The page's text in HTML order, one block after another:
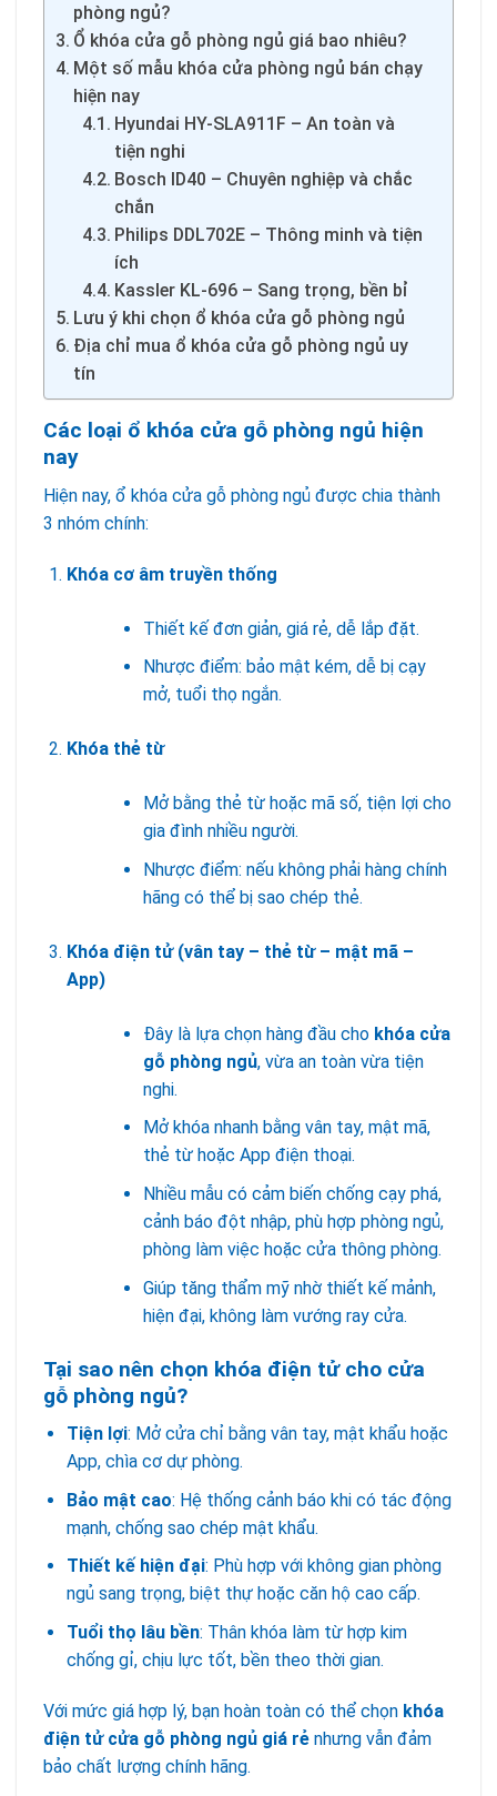
phòng ngủ?
Ổ khóa cửa gỗ phòng ngủ giá bao nhiêu?
Một số mẫu khóa cửa phòng ngủ bán chạy
hiện nay
Hyundai HY-SLA911F – An toàn và
tiện nghi
Bosch ID40 – Chuyên nghiệp và chắc
chắn
Philips DDL702E – Thông minh và tiện
ích
Kassler KL-696 – Sang trọng, bền bỉ
Lưu ý khi chọn ổ khóa cửa gỗ phòng ngủ
Địa chỉ mua ổ khóa cửa gỗ phòng ngủ uy
tín
Các loại ổ khóa cửa gỗ phòng ngủ hiện
nay
Hiện nay, ổ khóa cửa gỗ phòng ngủ được chia thành
3 nhóm chính:
Khóa cơ âm truyền thống
Thiết kế đơn giản, giá rẻ, dễ lắp đặt.
Nhược điểm: bảo mật kém, dễ bị cạy
mở, tuổi thọ ngắn.
Khóa thẻ từ
Mở bằng thẻ từ hoặc mã số, tiện lợi cho
gia đình nhiều người.
Nhược điểm: nếu không phải hàng chính
hãng có thể bị sao chép thẻ.
Khóa điện tử (vân tay – thẻ từ – mật mã –
App)
Đây là lựa chọn hàng đầu cho khóa cửa
gỗ phòng ngủ, vừa an toàn vừa tiện
nghi.
Mở khóa nhanh bằng vân tay, mật mã,
thẻ từ hoặc App điện thoại.
Nhiều mẫu có cảm biến chống cạy phá,
cảnh báo đột nhập, phù hợp phòng ngủ,
phòng làm việc hoặc cửa thông phòng.
Giúp tăng thẩm mỹ nhờ thiết kế mảnh,
hiện đại, không làm vướng ray cửa.
Tại sao nên chọn khóa điện tử cho cửa
gỗ phòng ngủ?
Tiện lợi: Mở cửa chỉ bằng vân tay, mật khẩu hoặc
App, chìa cơ dự phòng.
Bảo mật cao: Hệ thống cảnh báo khi có tác động
mạnh, chống sao chép mật khẩu.
Thiết kế hiện đại: Phù hợp với không gian phòng
ngủ sang trọng, biệt thự hoặc căn hộ cao cấp.
Tuổi thọ lâu bền: Thân khóa làm từ hợp kim
chống gỉ, chịu lực tốt, bền theo thời gian.
Với mức giá hợp lý, bạn hoàn toàn có thể chọn khóa
điện tử cửa gỗ phòng ngủ giá rẻ nhưng vẫn đảm
bảo chất lượng chính hãng.